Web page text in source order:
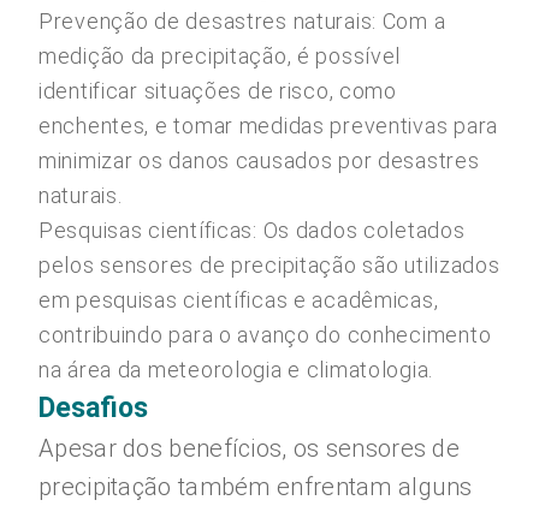
Prevenção de desastres naturais: Com a
medição da precipitação, é possível
identificar situações de risco, como
enchentes, e tomar medidas preventivas para
minimizar os danos causados por desastres
naturais.
Pesquisas científicas: Os dados coletados
pelos sensores de precipitação são utilizados
em pesquisas científicas e acadêmicas,
contribuindo para o avanço do conhecimento
na área da meteorologia e climatologia.
Desafios
Apesar dos benefícios, os sensores de
precipitação também enfrentam alguns